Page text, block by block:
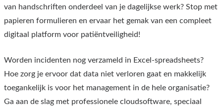
van handschriften onderdeel van je dagelijkse werk? Stop met
papieren formulieren en ervaar het gemak van een compleet
digitaal platform voor patiëntveiligheid!
Worden incidenten nog verzameld in Excel-spreadsheets?
Hoe zorg je ervoor dat data niet verloren gaat en makkelijk
toegankelijk is voor het management in de hele organisatie?
Ga aan de slag met professionele cloudsoftware, speciaal